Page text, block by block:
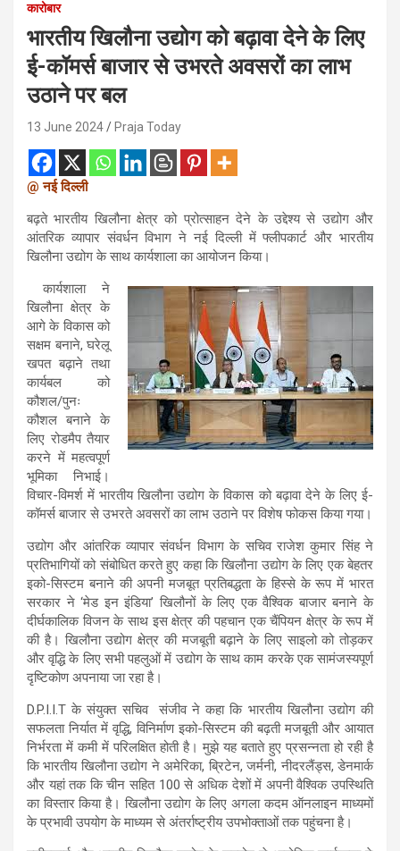
कारोबार
भारतीय खिलौना उद्योग को बढ़ावा देने के लिए
ई-कॉमर्स बाजार से उभरते अवसरों का लाभ
उठाने पर बल
13 June 2024 Praja Today
@ नई दिल्ली
बढ़ते भारतीय खिलौना क्षेत्र को प्रोत्साहन देने के उद्देश्य से उद्योग और
आंतरिक व्यापार संवर्धन विभाग ने नई दिल्ली में फ्लीपकार्ट और भारतीय
खिलौना उद्योग के साथ कार्यशाला का आयोजन किया।
कार्यशाला ने
खिलौना क्षेत्र के
आगे के विकास को
सक्षम बनाने, घरेलू
खपत बढ़ाने तथा
कार्यबल को
कौशल/पुनः
कौशल बनाने के
लिए रोडमैप तैयार
करने में महत्वपूर्ण
भूमिका निभाई।
विचार-विमर्श में भारतीय खिलौना उद्योग के विकास को बढ़ावा देने के लिए ई-
कॉमर्स बाजार से उभरते अवसरों का लाभ उठाने पर विशेष फोकस किया गया।
उद्योग और आंतरिक व्यापार संवर्धन विभाग के सचिव राजेश कुमार सिंह ने
प्रतिभागियों को संबोधित करते हुए कहा कि खिलौना उद्योग के लिए एक बेहतर
इको-सिस्टम बनाने की अपनी मजबूत प्रतिबद्धता के हिस्से के रूप में भारत
सरकार ने ‘मेड इन इंडिया’ खिलौनों के लिए एक वैश्विक बाजार बनाने के
दीर्घकालिक विजन के साथ इस क्षेत्र की पहचान एक चैंपियन क्षेत्र के रूप में
की है। खिलौना उद्योग क्षेत्र की मजबूती बढ़ाने के लिए साइलो को तोड़कर
और वृद्धि के लिए सभी पहलुओं में उद्योग के साथ काम करके एक सामंजस्यपूर्ण
दृष्टिकोण अपनाया जा रहा है।
D.P.I.I.T के संयुक्त सचिव संजीव ने कहा कि भारतीय खिलौना उद्योग की
सफलता निर्यात में वृद्धि, विनिर्माण इको-सिस्टम की बढ़ती मजबूती और आयात
निर्भरता में कमी में परिलक्षित होती है। मुझे यह बताते हुए प्रसन्नता हो रही है
कि भारतीय खिलौना उद्योग ने अमेरिका, ब्रिटेन, जर्मनी, नीदरलैंड्स, डेनमार्क
और यहां तक कि चीन सहित 100 से अधिक देशों में अपनी वैश्विक उपस्थिति
का विस्तार किया है। खिलौना उद्योग के लिए अगला कदम ऑनलाइन माध्यमों
के प्रभावी उपयोग के माध्यम से अंतर्राष्ट्रीय उपभोक्ताओं तक पहुंचना है।